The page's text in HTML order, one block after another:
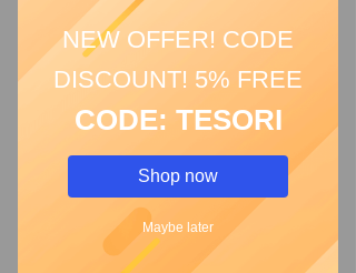
NEW OFFER! CODE
DISCOUNT! 5% FREE
CODE: TESORI
Shop now
Maybe later